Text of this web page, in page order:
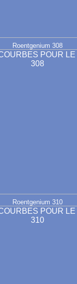
Roentgenium 308
Roentgenium 310